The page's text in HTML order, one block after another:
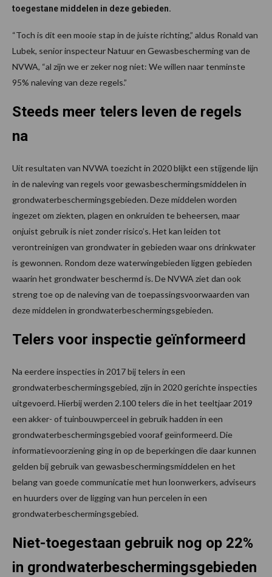
toegestane middelen in deze gebieden.
“Toch is dit een mooie stap in de juiste richting,” aldus Ronald van
Lubek, senior inspecteur Natuur en Gewasbescherming van de
NVWA, “al zijn we er zeker nog niet: We willen naar tenminste
95% naleving van deze regels.”
Steeds meer telers leven de regels
na
Uit resultaten van NVWA toezicht in 2020 blijkt een stijgende lijn
in de naleving van regels voor gewasbeschermingsmiddelen in
grondwaterbeschermingsgebieden. Deze middelen worden
ingezet om ziekten, plagen en onkruiden te beheersen, maar
onjuist gebruik is niet zonder risico’s. Het kan leiden tot
verontreinigen van grondwater in gebieden waar ons drinkwater
is gewonnen. Rondom deze waterwingebieden liggen gebieden
waarin het grondwater beschermd is. De NVWA ziet dan ook
streng toe op de naleving van de toepassingsvoorwaarden van
deze middelen in grondwaterbeschermingsgebieden.
Telers voor inspectie geïnformeerd
Na eerdere inspecties in 2017 bij telers in een
grondwaterbeschermingsgebied, zijn in 2020 gerichte inspecties
uitgevoerd. Hierbij werden 2.100 telers die in het teeltjaar 2019
een akker- of tuinbouwperceel in gebruik hadden in een
grondwaterbeschermingsgebied vooraf geïnformeerd. Die
informatievoorziening ging in op de beperkingen die daar kunnen
gelden bij gebruik van gewasbeschermingsmiddelen en het
belang van goede communicatie met hun loonwerkers, adviseurs
en huurders over de ligging van hun percelen in een
grondwaterbeschermingsgebied.
Niet-toegestaan gebruik nog op 22%
in grondwaterbeschermingsgebieden